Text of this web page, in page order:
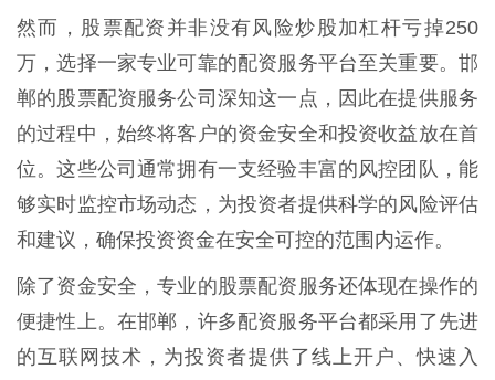
然而，股票配资并非没有风险炒股加杠杆亏掉250
万，选择一家专业可靠的配资服务平台至关重要。邯
郸的股票配资服务公司深知这一点，因此在提供服务
的过程中，始终将客户的资金安全和投资收益放在首
位。这些公司通常拥有一支经验丰富的风控团队，能
够实时监控市场动态，为投资者提供科学的风险评估
和建议，确保投资资金在安全可控的范围内运作。
除了资金安全，专业的股票配资服务还体现在操作的
便捷性上。在邯郸，许多配资服务平台都采用了先进
的互联网技术，为投资者提供了线上开户、快速入